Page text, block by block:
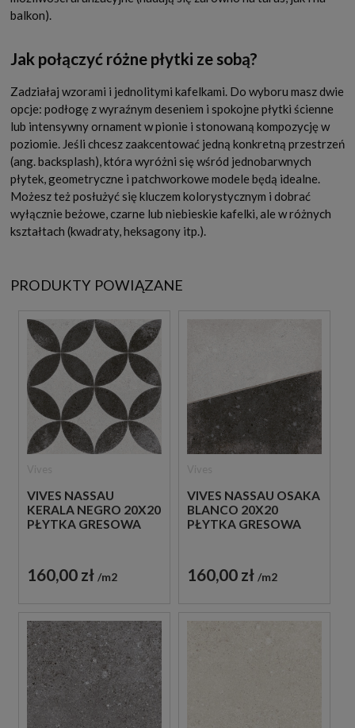
balkon).
Jak połączyć różne płytki ze sobą?
Zadziałaj wzorami i jednolitymi kafelkami. Do wyboru masz dwie
opcje: podłogę z wyraźnym deseniem i spokojne płytki ścienne
lub intensywny ornament w pionie i stonowaną kompozycję w
poziomie. Jeśli chcesz zaakcentować jedną konkretną przestrzeń
(ang. backsplash), która wyróżni się wśród jednobarwnych
płytek, geometryczne i patchworkowe modele będą idealne.
Możesz też posłużyć się kluczem kolorystycznym i dobrać
wyłącznie beżowe, czarne lub niebieskie kafelki, ale w różnych
kształtach (kwadraty, heksagony itp.).
PRODUKTY POWIĄZANE
VIVES NASSAU
KERALA NEGRO 20X20
PŁYTKA GRESOWA
160,00 zł m2
VIVES NASSAU OSAKA
BLANCO 20X20
PŁYTKA GRESOWA
160,00 zł m2